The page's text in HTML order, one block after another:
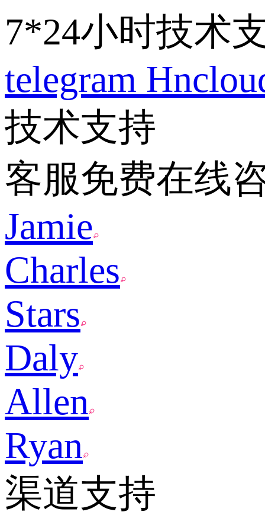
7*24小时技术
telegram
技术支持
客服免费在线
Jamie
Charles
Stars
Daly
Allen
Ryan
渠道支持